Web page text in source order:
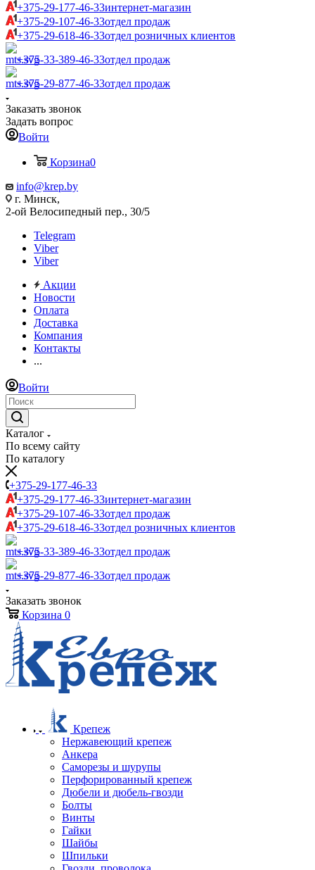
+375-29-177-46-33интернет-магазин
+375-29-107-46-33отдел продаж
+375-29-618-46-33отдел розничных клиентов
+375-33-389-46-33отдел продаж
+375-29-877-46-33отдел продаж
Заказать звонок
Задать вопрос
Войти
Корзина0
info@krep.by
г. Минск,
2-ой Велосипедный пер., 30/5
Telegram
Viber
Viber
Акции
Новости
Оплата
Доставка
Компания
Контакты
...
Войти
Каталог
По всему сайту
По каталогу
+375-29-177-46-33
+375-29-177-46-33интернет-магазин
+375-29-107-46-33отдел продаж
+375-29-618-46-33отдел розничных клиентов
+375-33-389-46-33отдел продаж
+375-29-877-46-33отдел продаж
Заказать звонок
Корзина 0
Крепеж
Нержавеющий крепеж
Анкера
Саморезы и шурупы
Перфорированный крепеж
Дюбели и дюбель-гвозди
Болты
Винты
Гайки
Шайбы
Шпильки